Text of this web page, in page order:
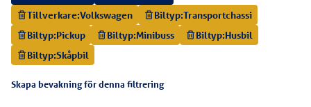
Tillverkare:Volkswagen Biltyp:Transportchassi
Biltyp:Pickup Biltyp:Minibuss Biltyp:Husbil
Biltyp:Skåpbil
Skapa bevakning för denna filtrering